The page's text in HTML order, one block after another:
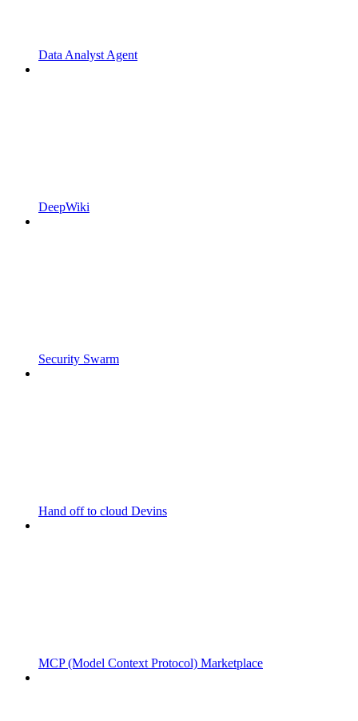
Data Analyst Agent
DeepWiki
Security Swarm
Hand off to cloud Devins
MCP (Model Context Protocol) Marketplace